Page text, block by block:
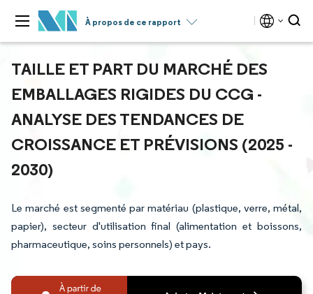
À propos de ce rapport
TAILLE ET PART DU MARCHÉ DES
EMBALLAGES RIGIDES DU CCG -
ANALYSE DES TENDANCES DE
CROISSANCE ET PRÉVISIONS (2025 -
2030)
Le marché est segmenté par matériau (plastique, verre, métal,
papier), secteur d'utilisation final (alimentation et boissons,
pharmaceutique, soins personnels) et pays.